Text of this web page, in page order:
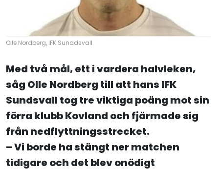
Olle Nordberg, IFK Sunddsvall.
Med två mål, ett i vardera halvleken,
såg Olle Nordberg till att hans IFK
Sundsvall tog tre viktiga poäng mot sin
förra klubb Kovland och fjärmade sig
från nedflyttningsstrecket.
– Vi borde ha stängt ner matchen
tidigare och det blev onödigt